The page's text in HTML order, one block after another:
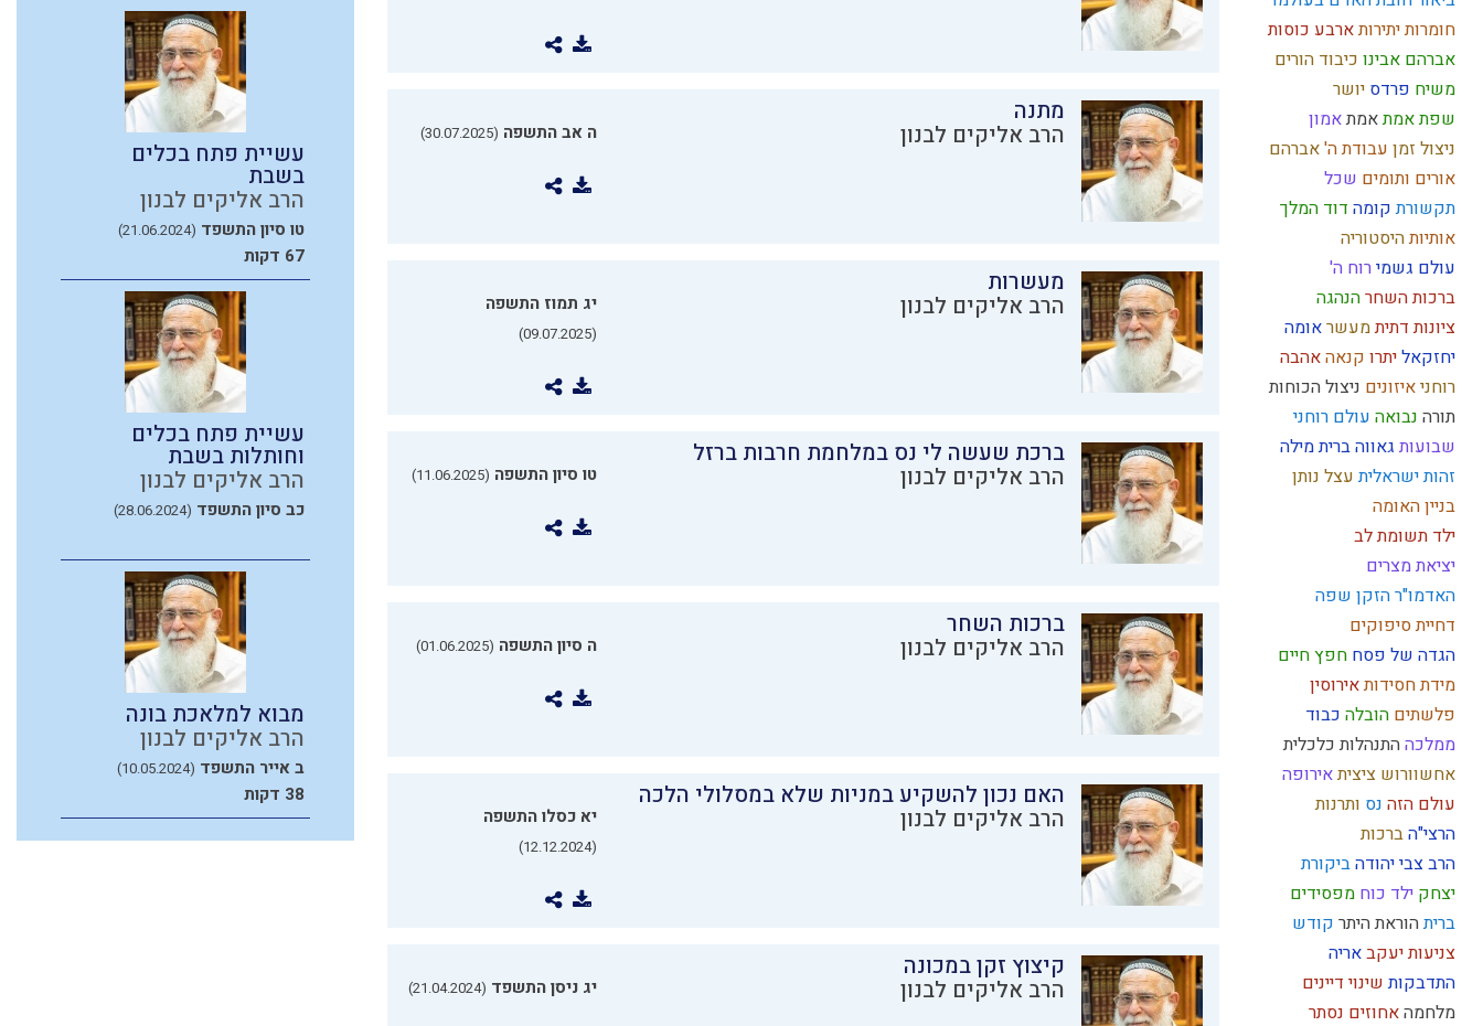
חומרות יתירותארבע כוסות
אברהם אבינו כיבוד הורים
משיח פרדס יושר
שפת אמתאמתאמון
ניצול זמן עבודת ה'אברהם
אורים ותומים שכל
תקשורתקומה דוד המלך
אותיותהיסטוריה
עולם גשמירוח ה'
ברכות השחרהנהגה
ציונות דתיתמעשראומה
יחזקאליתרו קנאהאהבה
רוחניאיזונים ניצול הכוחות
תורה נבואה עולם רוחני
שבועות גאווהברית מילה
זהות ישראליתעצל נותן
בניין האומה
ילד תשומת לב
יציאת מצרים
האדמו"ר הזקן שפה
דחיית סיפוקים
הגדה של פסח חפץ חיים
מידת חסידותאירוסין
פלשתים הובלה כבוד
ממלכההתנהלות כלכלית
אחשוורוש ציציתאירופה
עולם הזה נס ותרנות
הרצי"הברכות
הרב צבי יהודהביקורת
יצחק ילד כוח מפסידים
בריתהוראת היתר קודש
צניעותיעקבאריה
התדבקותשינוי דיינים
מלחמהאחוזים נסתר
מתנה
הרב אליקים לבנון ה אב התשפה (30.07.2025)
מעשרות
הרב אליקים לבנון יג תמוז התשפה
(09.07.2025)
ברכת שעשה לי נס במלחמת חרבות ברזל
הרב אליקים לבנון טו סיון התשפה (11.06.2025)
ברכות השחר
הרב אליקים לבנון ה סיון התשפה (01.06.2025)
האם נכון להשקיע במניות שלא במסלולי הלכה
הרב אליקים לבנון יא כסלו התשפה
(12.12.2024)
קיצוץ זקן במכונה
הרב אליקים לבנון יג ניסן התשפד (21.04.2024)
עשיית פתח בכלים
בשבת
הרב אליקים לבנון
טו סיון התשפד (21.06.2024)
67 דקות
עשיית פתח בכלים
וחותלות בשבת
הרב אליקים לבנון
כב סיון התשפד (28.06.2024)
מבוא למלאכת בונה
הרב אליקים לבנון
ב אייר התשפד (10.05.2024)
38 דקות